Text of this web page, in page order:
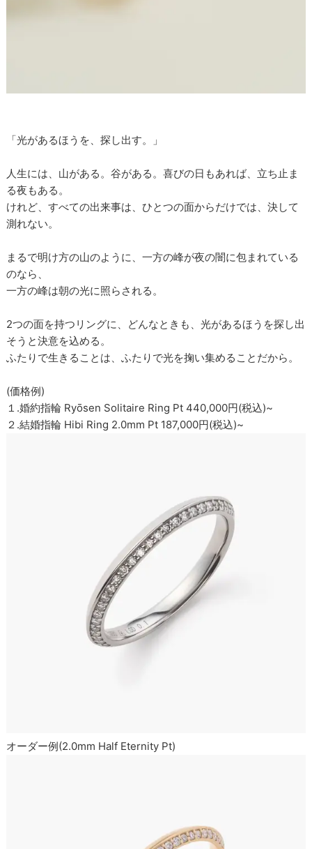
「光があるほうを、探し出す。」
人生には、山がある。谷がある。喜びの日もあれば、立ち止ま
る夜もある。
けれど、すべての出来事は、ひとつの面からだけでは、決して
測れない。
まるで明け方の山のように、一方の峰が夜の闇に包まれている
のなら、
一方の峰は朝の光に照らされる。
2つの面を持つリングに、どんなときも、光があるほうを探し出
そうと決意を込める。
ふたりで生きることは、ふたりで光を掬い集めることだから。
(価格例)
１.婚約指輪 Ryōsen Solitaire Ring Pt 440,000円(税込)~
２.結婚指輪 Hibi Ring 2.0mm Pt 187,000円(税込)~
オーダー例(2.0mm Half Eternity Pt)